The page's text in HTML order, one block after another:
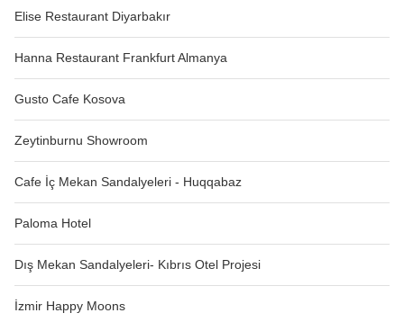
Elise Restaurant Diyarbakır
Hanna Restaurant Frankfurt Almanya
Gusto Cafe Kosova
Zeytinburnu Showroom
Cafe İç Mekan Sandalyeleri - Huqqabaz
Paloma Hotel
Dış Mekan Sandalyeleri- Kıbrıs Otel Projesi
İzmir Happy Moons